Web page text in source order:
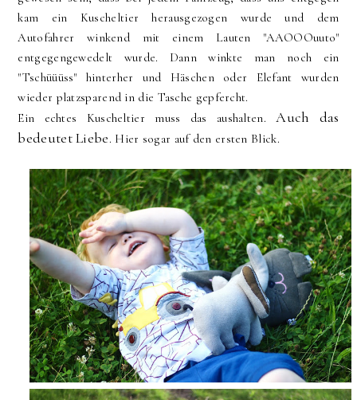
kam ein Kuscheltier herausgezogen wurde und dem
Autofahrer winkend mit einem Lauten "AAOOOuuto"
entgegengewedelt wurde. Dann winkte man noch ein
"Tschüüüss" hinterher und Häschen oder Elefant wurden
wieder platzsparend in die Tasche gepfercht.
Ein echtes Kuscheltier muss das aushalten. Auch das
bedeutet Liebe. Hier sogar auf den ersten Blick.